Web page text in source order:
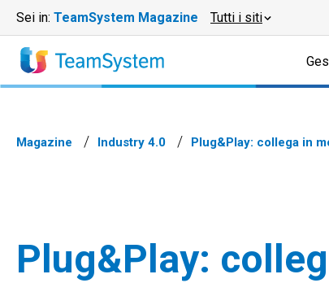
Sei in: TeamSystem Magazine Tutti i siti
Magazine Industry 4.0 Plug&Play: collega in
Plug&Play: